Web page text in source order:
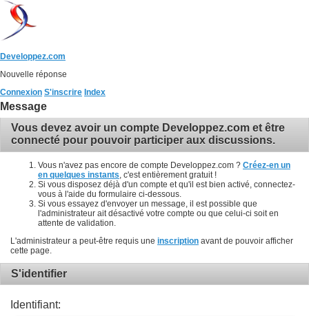
Developpez.com
Nouvelle réponse
Connexion S'inscrire Index
Message
Vous devez avoir un compte Developpez.com et être
connecté pour pouvoir participer aux discussions.
Vous n'avez pas encore de compte Developpez.com ? Créez-en un
en quelques instants , c'est entièrement gratuit !
Si vous disposez déjà d'un compte et qu'il est bien activé, connectez-
vous à l'aide du formulaire ci-dessous.
Si vous essayez d'envoyer un message, il est possible que
l'administrateur ait désactivé votre compte ou que celui-ci soit en
attente de validation.
L'administrateur a peut-être requis une inscription avant de pouvoir afficher
cette page.
S'identifier
Identifiant: